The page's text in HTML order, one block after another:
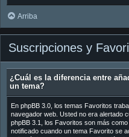
Arriba
Suscripciones y
¿Cuál es la diferencia entre
un tema?
En phpBB 3.0, los temas Favoritos
navegador web. Usted no era alertado
phpBB 3.1, los Favoritos son más
notificado cuando un tema Favorito se